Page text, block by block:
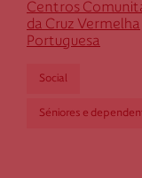
Cruz
Praceta D.
Bairro de
Centros
da Cruz Vermelha
Portuguesa
Social
Séniores e